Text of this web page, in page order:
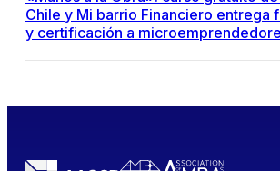
Chile y Mi barrio Financiero entrega
y certificación a